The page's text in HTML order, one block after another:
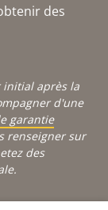
des
initial après la
d'une
garantie
renseigner sur
des